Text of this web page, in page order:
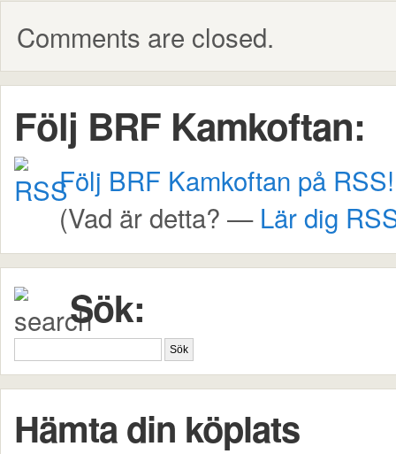
Comments are closed.
Följ BRF Kamkoftan:
Följ BRF Kamkoftan på RSS!
(Vad är detta? — Lär dig
Sök:
Hämta din köplats